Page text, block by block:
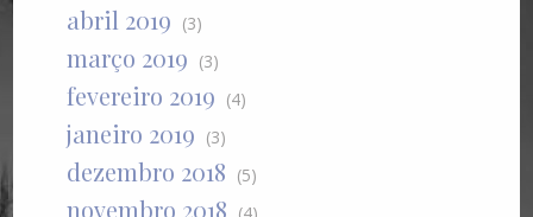
abril 2019 (3)
março 2019 (3)
fevereiro 2019 (4)
janeiro 2019 (3)
dezembro 2018 (5)
novembro 2018